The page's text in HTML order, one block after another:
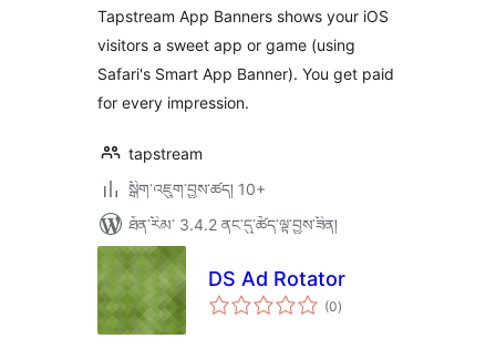
ཚང་།
Tapstream App Banners shows your iOS
visitors a sweet app or game (using
Safari's Smart App Banner). You get paid
for every impression.
tapstream
སྒྲིག་འཇུག་བྱས་ཚད། 10+
ཐོན་རིམ་ 3.4.2 ནང་དུ་ཚོད་ལྟ་བྱས་ཟིན།
DS Ad Rotator
(0གདེང་
འཇོག་
)